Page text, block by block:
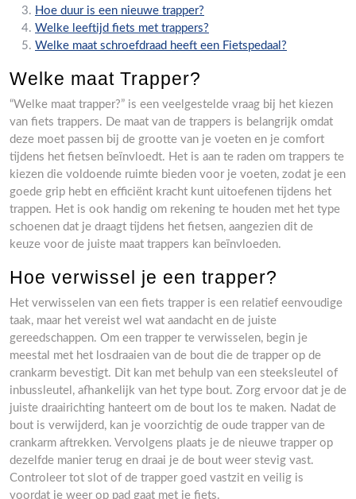
Hoe duur is een nieuwe trapper?
Welke leeftijd fiets met trappers?
Welke maat schroefdraad heeft een Fietspedaal?
Welke maat Trapper?
“Welke maat trapper?” is een veelgestelde vraag bij het kiezen
van fiets trappers. De maat van de trappers is belangrijk omdat
deze moet passen bij de grootte van je voeten en je comfort
tijdens het fietsen beïnvloedt. Het is aan te raden om trappers te
kiezen die voldoende ruimte bieden voor je voeten, zodat je een
goede grip hebt en efficiënt kracht kunt uitoefenen tijdens het
trappen. Het is ook handig om rekening te houden met het type
schoenen dat je draagt tijdens het fietsen, aangezien dit de
keuze voor de juiste maat trappers kan beïnvloeden.
Hoe verwissel je een trapper?
Het verwisselen van een fiets trapper is een relatief eenvoudige
taak, maar het vereist wel wat aandacht en de juiste
gereedschappen. Om een trapper te verwisselen, begin je
meestal met het losdraaien van de bout die de trapper op de
crankarm bevestigt. Dit kan met behulp van een steeksleutel of
inbussleutel, afhankelijk van het type bout. Zorg ervoor dat je de
juiste draairichting hanteert om de bout los te maken. Nadat de
bout is verwijderd, kan je voorzichtig de oude trapper van de
crankarm aftrekken. Vervolgens plaats je de nieuwe trapper op
dezelfde manier terug en draai je de bout weer stevig vast.
Controleer tot slot of de trapper goed vastzit en veilig is
voordat je weer op pad gaat met je fiets.